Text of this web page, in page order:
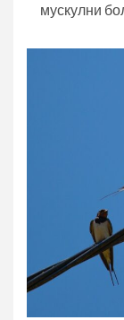
мускулни